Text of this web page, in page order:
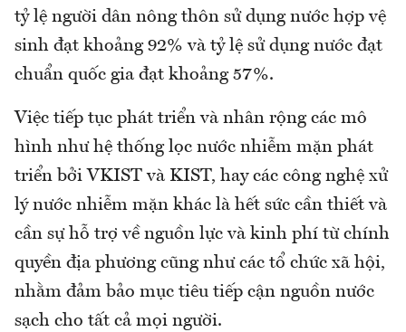
tỷ lệ người dân nông thôn sử dụng nước hợp vệ
sinh đạt khoảng 92% và tỷ lệ sử dụng nước đạt
chuẩn quốc gia đạt khoảng 57%.
Việc tiếp tục phát triển và nhân rộng các mô
hình như hệ thống lọc nước nhiễm mặn phát
triển bởi VKIST và KIST, hay các công nghệ xử
lý nước nhiễm mặn khác là hết sức cần thiết và
cần sự hỗ trợ về nguồn lực và kinh phí từ chính
quyền địa phương cũng như các tổ chức xã hội,
nhằm đảm bảo mục tiêu tiếp cận nguồn nước
sạch cho tất cả mọi người.